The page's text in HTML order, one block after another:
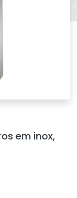
em inox,